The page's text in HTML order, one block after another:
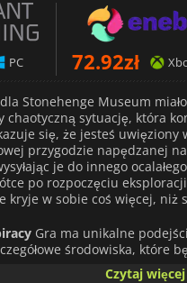
PC 72.92zł
Stonehenge Museum
chaotyczną sytuację, która
się, że jesteś
przygodzie napędzanej
je do innego
po rozpoczęciu
kryje w sobie coś więcej, niż
Gra ma unikalne
środowiska, które
czai się nad tobą przez
Czytaj więcej